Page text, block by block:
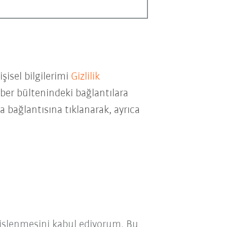
bilgilerimi Gizlilik
bültenindeki bağlantılara
tıklanarak, ayrıca